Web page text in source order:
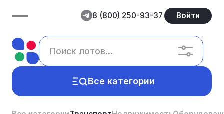
8 (800) 250-93-37 Войти
Все категории